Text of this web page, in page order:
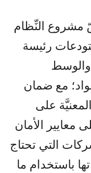
مشروع النِّظام
هناك 3 مستودعات رئيسة
مع ضمان
على
معايير الأمان
التي تحتاج
باستخدام ما